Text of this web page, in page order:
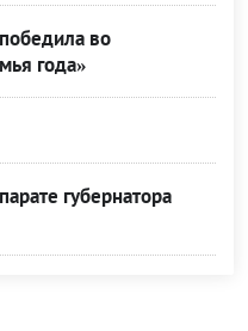
во
года»
губернатора